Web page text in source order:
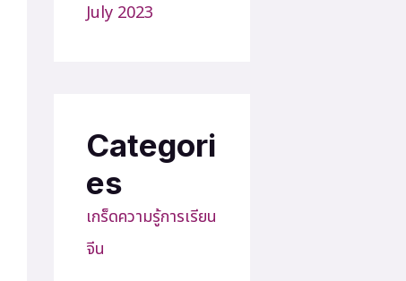
July 2023
Categori
es
เกร็ดความรู้การเรียน
จีน